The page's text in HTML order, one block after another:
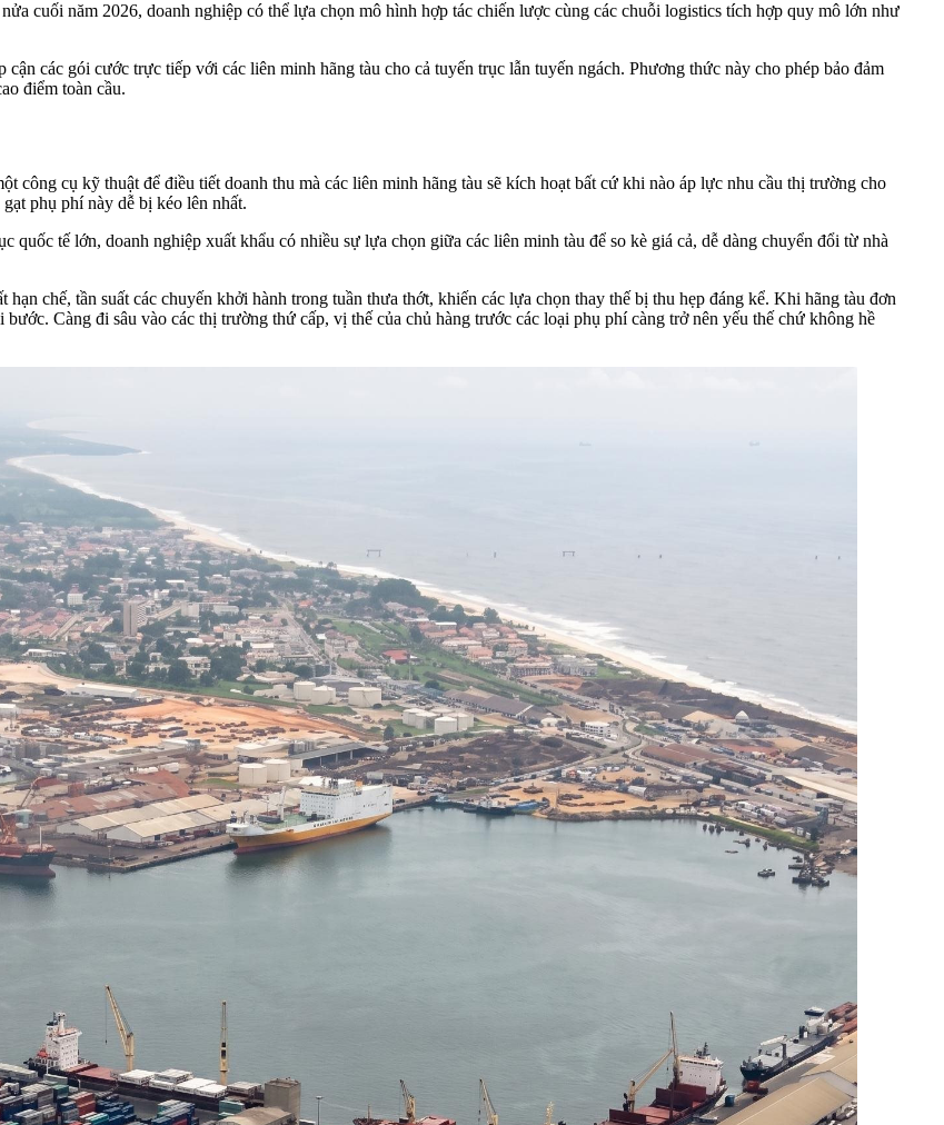
cuối năm 2026, doanh nghiệp có thể lựa chọn mô hình hợp tác chiến lược cùng các chuỗi logistics tích hợp quy mô lớn như
các gói cước trực tiếp với các liên minh hãng tàu cho cả tuyến trục lẫn tuyến ngách. Phương thức này cho phép bảo đảm
điểm toàn cầu.
công cụ kỹ thuật để điều tiết doanh thu mà các liên minh hãng tàu sẽ kích hoạt bất cứ khi nào áp lực nhu cầu thị trường cho
phụ phí này dễ bị kéo lên nhất.
tế lớn, doanh nghiệp xuất khẩu có nhiều sự lựa chọn giữa các liên minh tàu để so kè giá cả, dễ dàng chuyển đổi từ nhà
chế, tần suất các chuyến khởi hành trong tuần thưa thớt, khiến các lựa chọn thay thế bị thu hẹp đáng kể. Khi hãng tàu đơn
Càng đi sâu vào các thị trường thứ cấp, vị thế của chủ hàng trước các loại phụ phí càng trở nên yếu thế chứ không hề